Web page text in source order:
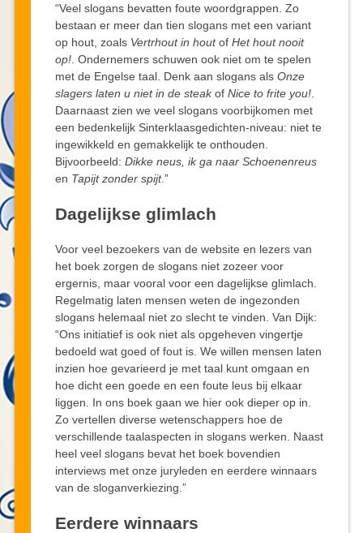
“Veel slogans bevatten foute woordgrappen. Zo
bestaan er meer dan tien slogans met een variant
op hout, zoals Vertrhout in houtof Het hout nooit
op!. Ondernemers schuwen ook niet om te spelen
met de Engelse taal. Denk aan slogans als Onze
slagers laten u niet in de steakof Nice to frite you!.
Daarnaast zien we veel slogans voorbijkomen met
een bedenkelijk Sinterklaasgedichten-niveau: niet te
ingewikkeld en gemakkelijk te onthouden.
Bijvoorbeeld: Dikke neus, ik ga naar Schoenenreus
en Tapijt zonder spijt.”
Dagelijkse glimlach
Voor veel bezoekers van de website en lezers van
het boek zorgen de slogans niet zozeer voor
ergernis, maar vooral voor een dagelijkse glimlach.
Regelmatig laten mensen weten de ingezonden
slogans helemaal niet zo slecht te vinden. Van Dijk:
“Ons initiatief is ook niet als opgeheven vingertje
bedoeld wat goed of fout is. We willen mensen laten
inzien hoe gevarieerd je met taal kunt omgaan en
hoe dicht een goede en een foute leus bij elkaar
liggen. In ons boek gaan we hier ook dieper op in.
Zo vertellen diverse wetenschappers hoe de
verschillende taalaspecten in slogans werken. Naast
heel veel slogans bevat het boek bovendien
interviews met onze juryleden en eerdere winnaars
van de sloganverkiezing.”
Eerdere winnaars